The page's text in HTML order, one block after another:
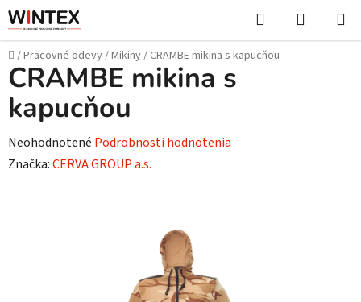
Prejsť
na
obsah
Hľadať
KOŠÍK
Domov
/Pracovné odevy/Mikiny/ CRAMBE mikina s kapucňou
CRAMBE mikina s
kapucňou
Priemerné
hodnotenie
Neohodnotené Podrobnosti hodnotenia
Značka:CERVA GROUP a.s.